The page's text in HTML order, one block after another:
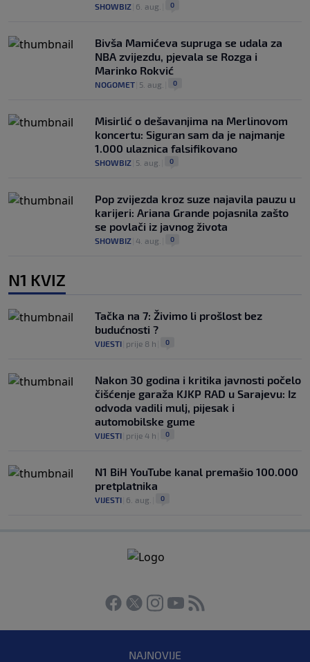
SHOWBIZ 6. aug. 0
Bivša Mamićeva supruga se udala za
NBA zvijezdu, pjevala se Rozga i
Marinko Rokvić
NOGOMET 5. aug. 0
Misirlić o dešavanjima na Merlinovom
koncertu: Siguran sam da je najmanje
1.000 ulaznica falsifikovano
SHOWBIZ 5. aug. 0
Pop zvijezda kroz suze najavila pauzu u
karijeri: Ariana Grande pojasnila zašto
se povlači iz javnog života
SHOWBIZ 4. aug. 0
N1 KVIZ
Tačka na 7: Živimo li prošlost bez
budućnosti ?
VIJESTI prije 8 h 0
Nakon 30 godina i kritika javnosti počelo
čišćenje garaža KJKP RAD u Sarajevu: Iz
odvoda vadili mulj, pijesak i
automobilske gume
VIJESTI prije 4 h 0
N1 BiH YouTube kanal premašio 100.000
pretplatnika
VIJESTI 6. aug. 0
NAJNOVIJE